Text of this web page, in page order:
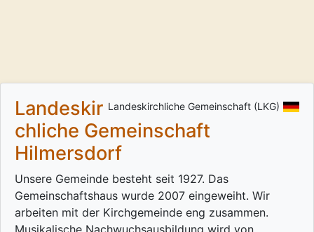
Landeskirchliche Gemeinschaft (LKG)
Landeskir
chliche Gemeinschaft
Hilmersdorf
Unsere Gemeinde besteht seit 1927. Das
Gemeinschaftshaus wurde 2007 eingeweiht. Wir
arbeiten mit der Kirchgemeinde eng zusammen.